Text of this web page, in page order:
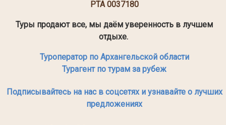
РТА 0037180
Туры продают все, мы даём уверенность в лучшем
отдыхе.
Туроператор по Архангельской области
Турагент по турам за рубеж
Подписывайтесь на нас в соцсетях и узнавайте о лучших
предложениях